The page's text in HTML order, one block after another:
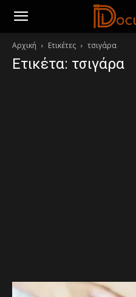
Αρχική Ετικέτες τσιγάρα
Ετικέτα: τσιγάρα